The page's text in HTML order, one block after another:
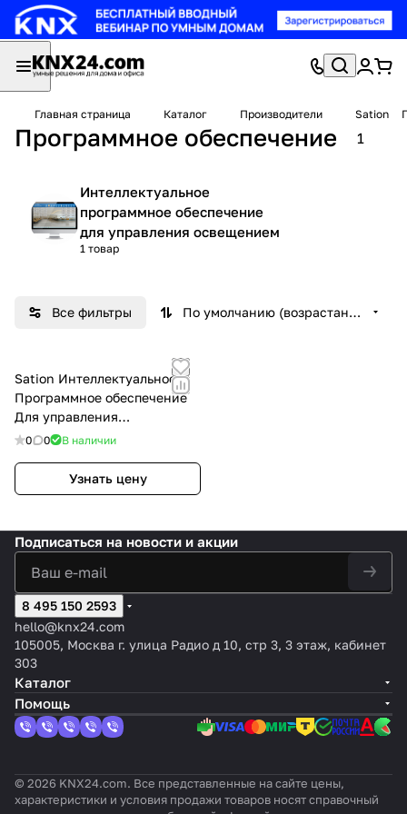
Главная страница Каталог Производители Sation
Программное обеспечение 1
Интеллектуальное
программное обеспечение
для управления освещением
1 товар
Все фильтры По умолчанию (возрастание)
Sation Интеллектуальное
Программное обеспечение
Для управления
Освещением
0 0 В наличии
Узнать цену
Подписаться на новости и акции
8 495 150 2593
hello@knx24.com
105005, Москва г. улица Радио д 10, стр 3, 3 этаж, кабинет
303
Каталог
Помощь
© 2026 KNX24.com. Все представленные на сайте цены,
характеристики и условия продажи товаров носят справочный